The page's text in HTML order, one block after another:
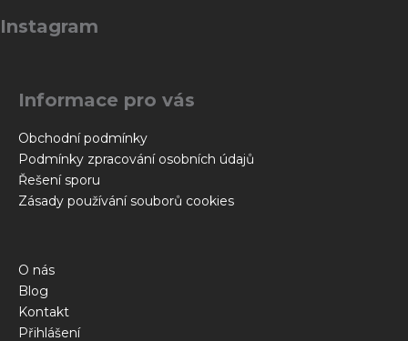
á
p
Instagram
Informace pro vás
Obchodní podmínky
Podmínky zpracování osobních údajů
Řešení sporu
Zásady používání souborů cookies
O nás
Blog
Kontakt
Přihlášení